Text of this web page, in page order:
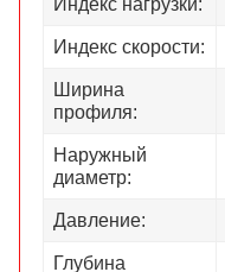
Индекс нагрузки:
Индекс скорости:
Ширина
профиля:
Наружный
диаметр:
Давление:
Глубина